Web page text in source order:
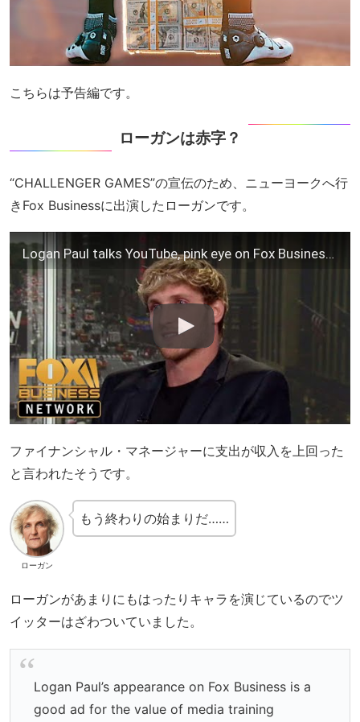
こちらは予告編です。
ローガンは赤字？
“CHALLENGER GAMES”の宣伝のため、ニューヨークへ行
きFox Businessに出演したローガンです。
Logan Paul talks YouTube, pink eye on Fox Business | Full interview
ファイナンシャル・マネージャーに支出が収入を上回った
と言われたそうです。
ローガン
もう終わりの始まりだ……
ローガンがあまりにもはったりキャラを演じているのでツ
イッターはざわついていました。
Logan Paul’s appearance on Fox Business is a
good ad for the value of media training